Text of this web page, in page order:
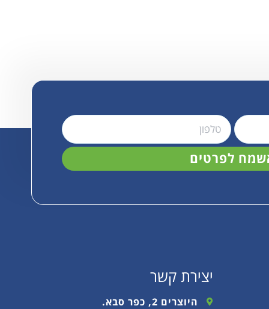
לפרטים
יצירת קשר
היוצרים 2, כפר סבא.